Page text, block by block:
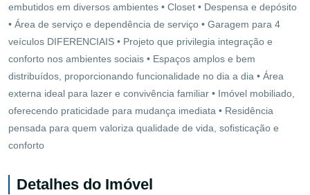
embutidos em diversos ambientes • Closet • Despensa e depósito
• Área de serviço e dependência de serviço • Garagem para 4
veículos DIFERENCIAIS • Projeto que privilegia integração e
conforto nos ambientes sociais • Espaços amplos e bem
distribuídos, proporcionando funcionalidade no dia a dia • Área
externa ideal para lazer e convivência familiar • Imóvel mobiliado,
oferecendo praticidade para mudança imediata • Residência
pensada para quem valoriza qualidade de vida, sofisticação e
conforto
Detalhes do Imóvel